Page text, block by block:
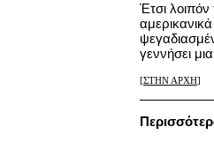
Έτσι
γεννήσει
[ΣΤΗΝ ΑΡΧΗ]